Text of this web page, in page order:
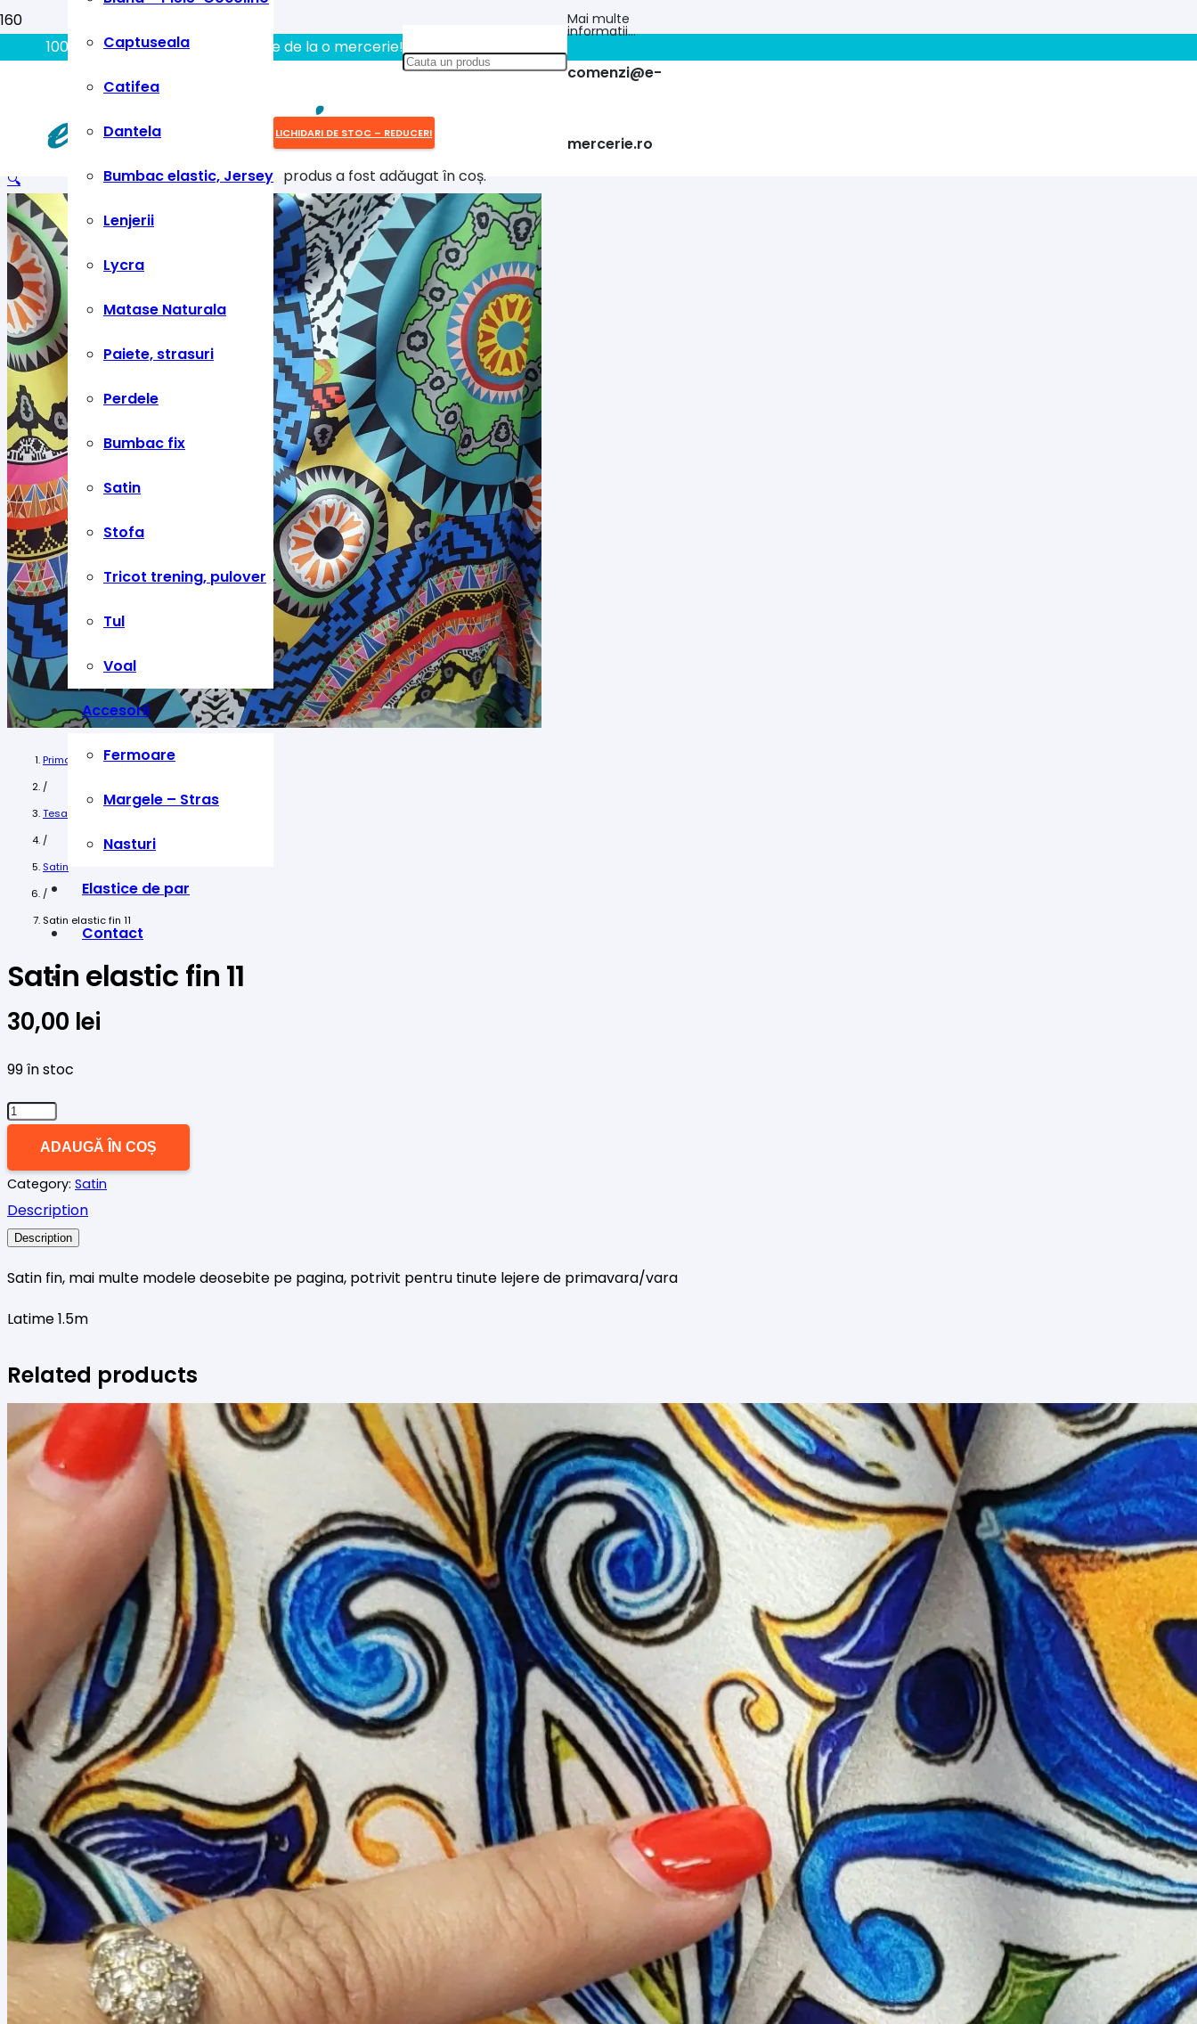
100% aici gasiti tot ce aveti nevoie de la o mercerie!!
Mai multe
informatii…
comenzi@e-
mercerie.ro
Captuseala
Catifea
Dantela
Bumbac elastic, Jersey
Lenjerii
Lycra
Matase Naturala
Paiete, strasuri
Perdele
Bumbac fix
Satin
Stofa
Tricot trening, pulover
Tul
Voal
Accesorii
Fermoare
Margele – Stras
Nasturi
Elastice de par
Contact
LICHIDARI DE STOC – REDUCERI
produsa fost adăugat în coș.
🔍
Prima pagină
/
Tesaturi
/
Satin
/
Satin elastic fin 11
Satin elastic fin 11
30,00 lei
99 în stoc
Cantitate
elastic
fin
11
ADAUGĂ ÎN COȘ
Category: Satin
Description
Description
Satin fin, mai multe modele deosebite pe pagina, potrivit pentru tinute lejere de primavara/vara
Latime 1.5m
Related products